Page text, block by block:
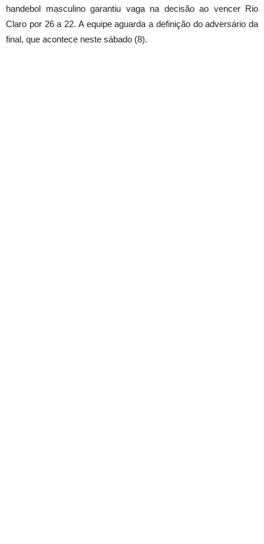
handebol masculino garantiu vaga na decisão ao vencer Rio
Claro por 26 a 22. A equipe aguarda a definição do adversário da
final, que acontece neste sábado (8).